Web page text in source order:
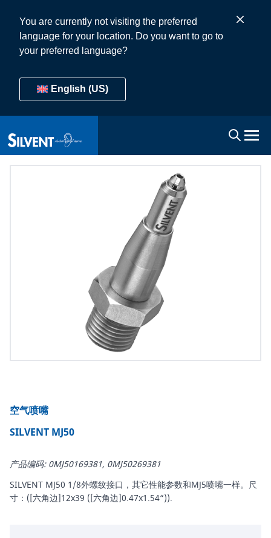
You are currently not visiting the preferred
language for your location. Do you want to go to
your preferred language?
English (US)
空气喷嘴
SILVENT MJ50
产品编码: 0MJ50169381, 0MJ50269381
SILVENT MJ50 1/8外螺纹接口，其它性能参数和MJ5喷嘴一样。尺
寸：([六角边]12x39 ([六角边]0.47x1.54“)).